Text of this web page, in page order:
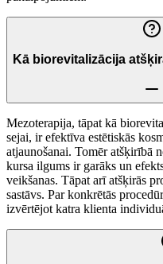
Kā biorevitalizācija
Mezoterapija, tāpat kā
sejai, ir efektīva estētiskās
atjaunošanai. Tomēr atšķirībā
kursa ilgums ir garāks un
veikšanas. Tāpat arī atšķirās
sastāvs. Par konkrētās
izvērtējot katra klienta